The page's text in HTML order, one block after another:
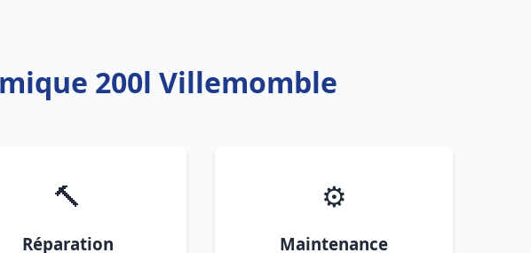
200l Villemomble
🔨
Réparation
⚙️
Maintenance